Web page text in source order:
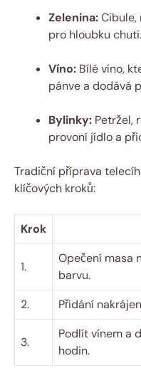
Zelenina:Cibule,
pro hloubku chuti.
Víno: Bílé víno,
pánve a dodává
Bylinky: Petržel,
provoní jídlo a
Tradiční příprava
klíčových kroků:
Krok
1.
Opečení masa
barvu.
2.
Přidání
3.
Podlít vínem a
hodin.